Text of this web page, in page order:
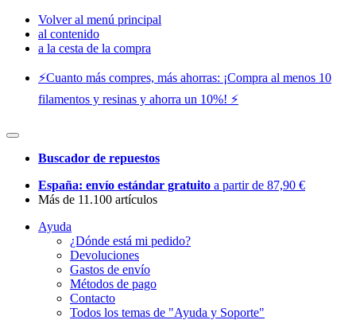
Volver al menú principal
al contenido
a la cesta de la compra
⚡️Cuanto más compres, más ahorras: ¡Compra al menos 10
filamentos y resinas y ahorra un 10%! ⚡️
Buscador de repuestos
España: envío estándar gratuito a partir de 87,90 €
Más de 11.100 artículos
Ayuda
¿Dónde está mi pedido?
Devoluciones
Gastos de envío
Métodos de pago
Contacto
Todos los temas de "Ayuda y Soporte"